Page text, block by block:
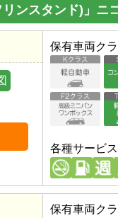
ンスタンド)」ニ
保有車両ク
各種サービス
保有車両ク